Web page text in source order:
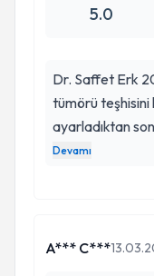
5.0
Dr. Saffet Erk
tümörü teşhisini
ayarladıktan
günlere
kendisinin
Devamı
A*** C***